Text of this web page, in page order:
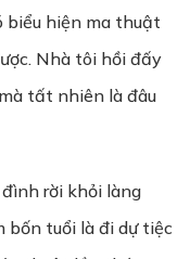
biểu hiện ma thuật
Nhà tôi hồi đấy
tất nhiên là đâu
rời khỏi làng
bốn tuổi là đi dự tiệc